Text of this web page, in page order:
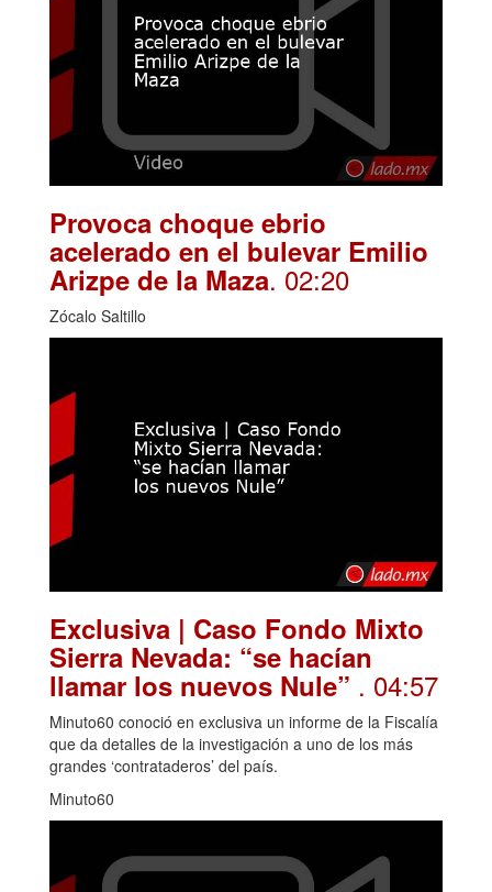
Provoca choque ebrio
acelerado en el bulevar Emilio
Arizpe de la Maza. 02:20
Zócalo Saltillo
Exclusiva | Caso Fondo Mixto
Sierra Nevada: “se hacían
llamar los nuevos Nule” . 04:57
Minuto60 conoció en exclusiva un informe de la Fiscalía
que da detalles de la investigación a uno de los más
grandes ‘contrataderos’ del país.
Minuto60